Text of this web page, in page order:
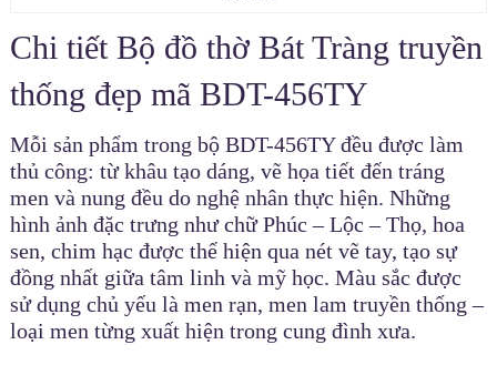
Chi tiết Bộ đồ thờ Bát Tràng truyền
thống đẹp mã BDT-456TY
Mỗi sản phẩm trong bộ BDT-456TY đều được làm
thủ công: từ khâu tạo dáng, vẽ họa tiết đến tráng
men và nung đều do nghệ nhân thực hiện. Những
hình ảnh đặc trưng như chữ Phúc – Lộc – Thọ, hoa
sen, chim hạc được thể hiện qua nét vẽ tay, tạo sự
đồng nhất giữa tâm linh và mỹ học. Màu sắc được
sử dụng chủ yếu là men rạn, men lam truyền thống –
loại men từng xuất hiện trong cung đình xưa.